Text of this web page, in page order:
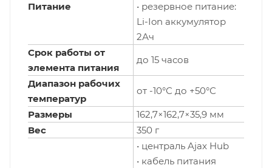
Питание
• резервное питание:
Li-Ion аккумулятор
2Ач
Срок работы от
элемента питания
до 15 часов
Диапазон рабочих
температур
от -10°С до +50°С
Размеры
162,7×162,7×35,9 мм
Вес
350 г
• централь Ajax Hub
• кабель питания